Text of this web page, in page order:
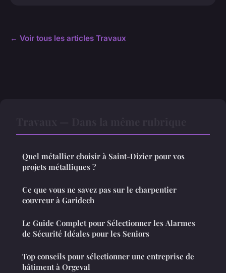
← Voir tous les articles Travaux
Quel métallier choisir à Saint-Dizier pour vos
projets métalliques ?
Ce que vous ne savez pas sur le charpentier
couvreur à Garidech
Le Guide Complet pour Sélectionner les Alarmes
de Sécurité Idéales pour les Seniors
Top conseils pour sélectionner une entreprise de
bâtiment à Orgeval